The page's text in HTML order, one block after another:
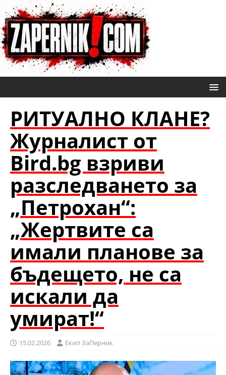
РИТУАЛНО КЛАНЕ?
Журналист от
Bird.bg взриви
разследването за
„Петрохан“:
„Жертвите са
имали планове за
бъдещето, не са
искали да
умират!“
15.02.2026 Eкип ЗаПерник